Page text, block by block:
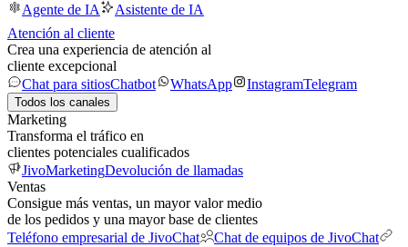
Agente de IA
Asistente de IA
Atención al cliente
Crea una experiencia de atención al
cliente excepcional
Chat para sitiosChatbot WhatsApp InstagramTelegram
Todos los canales
Marketing
Transforma el tráfico en
clientes potenciales cualificados
JivoMarketingDevolución de llamadas
Ventas
Consigue más ventas, un mayor valor medio
de los pedidos y una mayor base de clientes
Teléfono empresarial de JivoChat
Chat de equipos de JivoChat